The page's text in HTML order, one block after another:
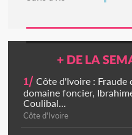
+ DE LA
1/ Côte d'Ivoire : Fraude
domaine foncier,
Coulibal...
Côte d'Ivoire